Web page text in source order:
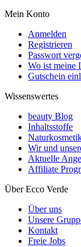
Mein Konto
Anmelden
Registrieren
Passwort
Wo ist meine
Gutschein
Wissenswertes
beauty Blog
Inhaltsstoffe
Wir und
Aktuelle
Affiliate
Über Ecco Verde
Über uns
Unsere
Kontakt
Freie Jobs